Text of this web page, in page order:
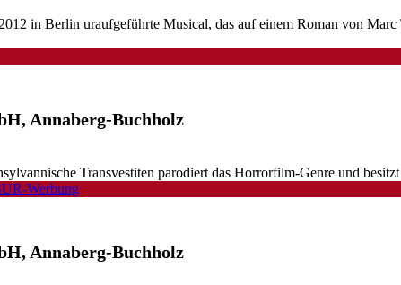
in Berlin uraufgeführte Musical, das auf einem Roman von
Annaberg-Buchholz
Transvestiten parodiert das Horrorfilm-Genre und
Annaberg-Buchholz